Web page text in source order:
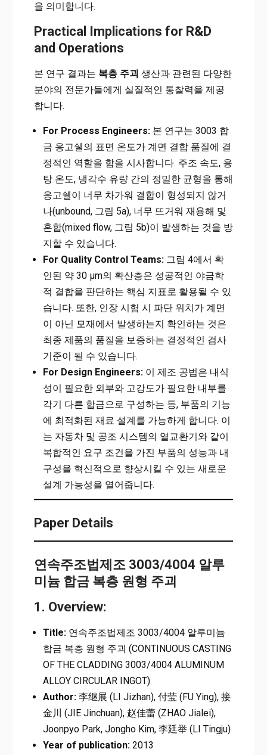
을 의미합니다.
Practical Implications for R&D
and Operations
본 연구 결과는 복층 주괴 생산과 관련된 다양한
분야의 전문가들에게 실질적인 통찰력을 제공
합니다.
For Process Engineers:본 연구는 3003 합
금 응고쉘의 표면 온도가 계면 결합 품질에 결
정적인 역할을 함을 시사합니다. 주조 속도, 용
탕 온도, 냉각수 유량 간의 정밀한 균형을 통해
응고쉘이 너무 차가워 결합이 형성되지 않거
나(unbound, 그림 5a), 너무 뜨거워 재용해 및
혼합(mixed flow, 그림 5b)이 발생하는 것을 방
지할 수 있습니다.
For Quality Control Teams:그림 4에서 확
인된 약 30 µm의 확산층은 성공적인 야금학
적 결합을 판단하는 핵심 지표로 활용될 수 있
습니다. 또한, 인장 시험 시 파단 위치가 계면
이 아닌 모재에서 발생하는지 확인하는 것은
최종 제품의 품질을 보증하는 결정적인 검사
기준이 될 수 있습니다.
For Design Engineers:이 제조 공법은 내식
성이 필요한 외부와 고강도가 필요한 내부를
각기 다른 합금으로 구성하는 등, 부품의 기능
에 최적화된 재료 설계를 가능하게 합니다. 이
는 자동차 및 공조 시스템의 열교환기와 같이
복합적인 요구 조건을 가진 부품의 성능과 내
구성을 혁신적으로 향상시킬 수 있는 새로운
설계 가능성을 열어줍니다.
Paper Details
연속주조법제조 3003/4004 알루
미늄 합금 복층 원형 주괴
1. Overview:
Title:연속주조법제조 3003/4004 알루미늄
합금 복층 원형 주괴 (CONTINUOUS CASTING
OF THE CLADDING 3003/4004 ALUMINUM
ALLOY CIRCULAR INGOT)
Author:李继展 (LI Jizhan), 付莹 (FU Ying), 接
金川 (JIE Jinchuan), 赵佳蕾 (ZHAO Jialei),
Joonpyo Park, Jongho Kim, 李廷举 (LI Tingju)
Year of publication:2013